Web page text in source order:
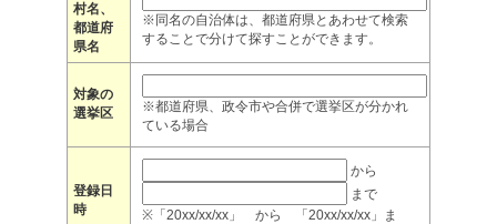
村名、
都道府
県名
※同名の自治体は、都道府県とあわせて検索
することで分けて探すことができます。
対象の
選挙区
※都道府県、政令市や合併で選挙区が分かれ
ている場合
登録日
時
から
まで
※「20xx/xx/xx」 から 「20xx/xx/xx」ま